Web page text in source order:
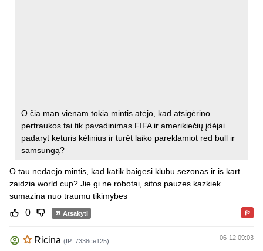
O čia man vienam tokia mintis atėjo, kad atsigėrino
pertraukos tai tik pavadinimas FIFA ir amerikiečių įdėjai
padaryt keturis kėlinius ir turėt laiko pareklamiot red bull ir
samsungą?
O tau nedaejo mintis, kad katik baigesi klubu sezonas ir is kart
zaidzia world cup? Jie gi ne robotai, sitos pauzes kazkiek
sumazina nuo traumu tikimybes
0 Atsakyti
Ricina (IP: 7338ce125) 06-12 09:03